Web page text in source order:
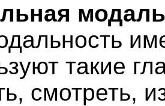
такие
смотреть,